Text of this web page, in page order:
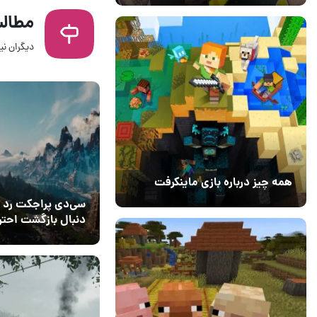
همه چیز درباره بازی ماینکرفت
دیگران
سی‌دی پراجکت رد
دنبال بازگشت
24 آبان 1404